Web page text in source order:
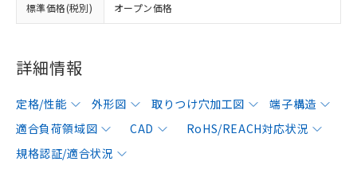
標準価格(税別) オープン価格
詳細情報
定格/性能 外形図 取りつけ穴加工図
端子構造
適合負荷領域図
CAD
RoHS/REACH対応状況
規格認証/適合状況